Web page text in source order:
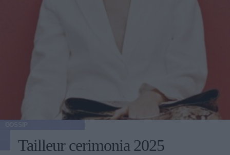
Tailleur cerimonia 2025